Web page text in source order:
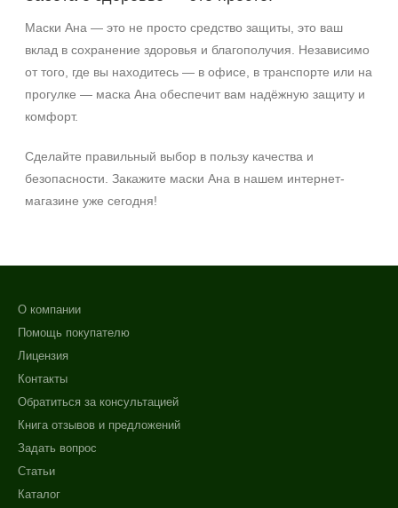
Маски Ана — это не просто средство защиты, это ваш
вклад в сохранение здоровья и благополучия. Независимо
от того, где вы находитесь — в офисе, в транспорте или на
прогулке — маска Ана обеспечит вам надёжную защиту и
комфорт.
Сделайте правильный выбор в пользу качества и
безопасности. Закажите маски Ана в нашем интернет-
магазине уже сегодня!
О компании
Помощь покупателю
Лицензия
Контакты
Обратиться за консультацией
Книга отзывов и предложений
Задать вопрос
Статьи
Каталог